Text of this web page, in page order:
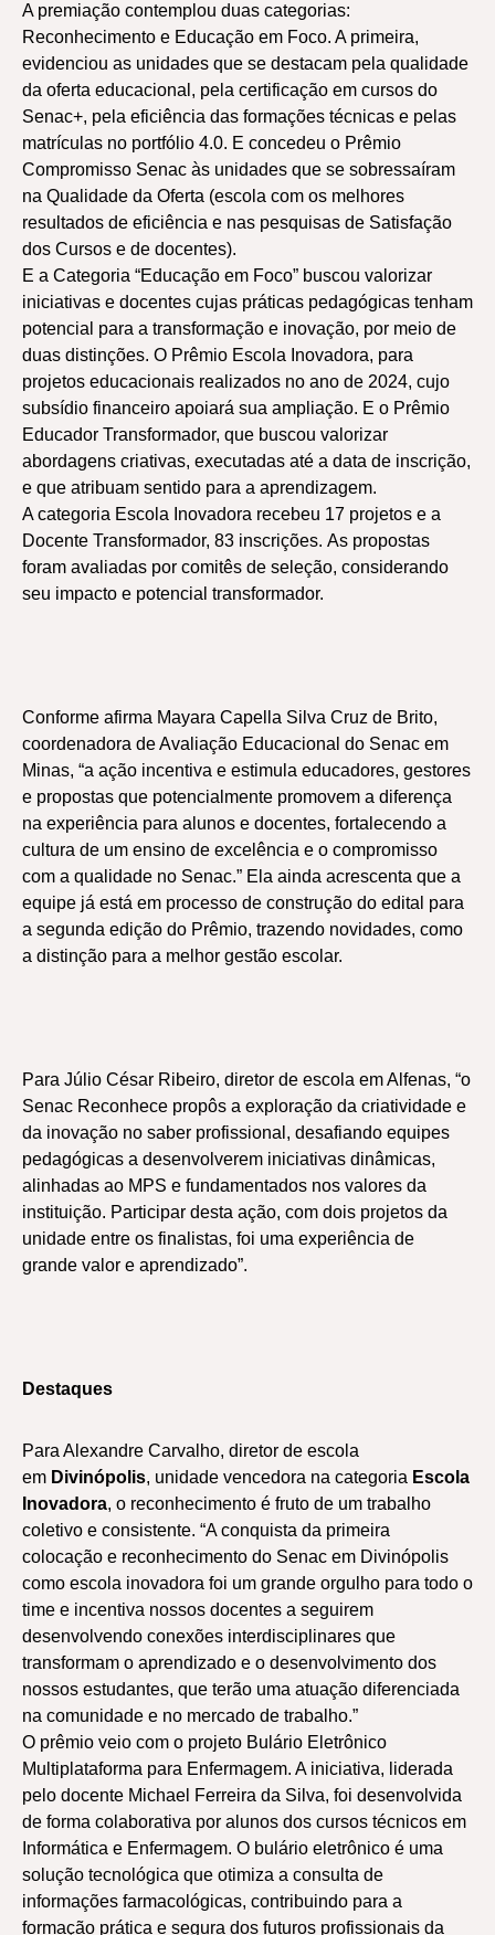
A premiação contemplou duas categorias:
Reconhecimento e Educação em Foco. A primeira,
evidenciou as unidades que se destacam pela qualidade
da oferta educacional, pela certificação em cursos do
Senac+, pela eficiência das formações técnicas e pelas
matrículas no portfólio 4.0. E concedeu o Prêmio
Compromisso Senac às unidades que se sobressaíram
na Qualidade da Oferta (escola com os melhores
resultados de eficiência e nas pesquisas de Satisfação
dos Cursos e de docentes).
E a Categoria “Educação em Foco” buscou valorizar
iniciativas e docentes cujas práticas pedagógicas tenham
potencial para a transformação e inovação, por meio de
duas distinções. O Prêmio Escola Inovadora, para
projetos educacionais realizados no ano de 2024, cujo
subsídio financeiro apoiará sua ampliação. E o Prêmio
Educador Transformador, que buscou valorizar
abordagens criativas, executadas até a data de inscrição,
e que atribuam sentido para a aprendizagem.
A categoria Escola Inovadora recebeu 17 projetos e a
Docente Transformador, 83 inscrições. As propostas
foram avaliadas por comitês de seleção, considerando
seu impacto e potencial transformador.
Conforme afirma Mayara Capella Silva Cruz de Brito,
coordenadora de Avaliação Educacional do Senac em
Minas, “a ação incentiva e estimula educadores, gestores
e propostas que potencialmente promovem a diferença
na experiência para alunos e docentes, fortalecendo a
cultura de um ensino de excelência e o compromisso
com a qualidade no Senac.” Ela ainda acrescenta que a
equipe já está em processo de construção do edital para
a segunda edição do Prêmio, trazendo novidades, como
a distinção para a melhor gestão escolar.
Para Júlio César Ribeiro, diretor de escola em Alfenas, “o
Senac Reconhece propôs a exploração da criatividade e
da inovação no saber profissional, desafiando equipes
pedagógicas a desenvolverem iniciativas dinâmicas,
alinhadas ao MPS e fundamentados nos valores da
instituição. Participar desta ação, com dois projetos da
unidade entre os finalistas, foi uma experiência de
grande valor e aprendizado”.
Destaques
Para Alexandre Carvalho, diretor de escola
em Divinópolis, unidade vencedora na categoria Escola
Inovadora, o reconhecimento é fruto de um trabalho
coletivo e consistente. “A conquista da primeira
colocação e reconhecimento do Senac em Divinópolis
como escola inovadora foi um grande orgulho para todo o
time e incentiva nossos docentes a seguirem
desenvolvendo conexões interdisciplinares que
transformam o aprendizado e o desenvolvimento dos
nossos estudantes, que terão uma atuação diferenciada
na comunidade e no mercado de trabalho.”
O prêmio veio com o projeto Bulário Eletrônico
Multiplataforma para Enfermagem. A iniciativa, liderada
pelo docente Michael Ferreira da Silva, foi desenvolvida
de forma colaborativa por alunos dos cursos técnicos em
Informática e Enfermagem. O bulário eletrônico é uma
solução tecnológica que otimiza a consulta de
informações farmacológicas, contribuindo para a
formação prática e segura dos futuros profissionais da